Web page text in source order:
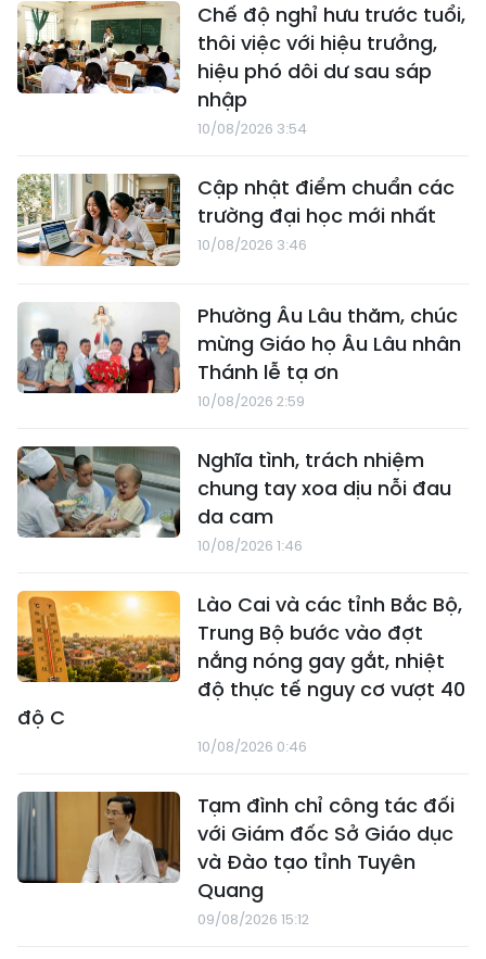
Chế độ nghỉ hưu trước tuổi,
thôi việc với hiệu trưởng,
hiệu phó dôi dư sau sáp
nhập
10/08/2026 3:54
Cập nhật điểm chuẩn các
trường đại học mới nhất
10/08/2026 3:46
Phường Âu Lâu thăm, chúc
mừng Giáo họ Âu Lâu nhân
Thánh lễ tạ ơn
10/08/2026 2:59
Nghĩa tình, trách nhiệm
chung tay xoa dịu nỗi đau
da cam
10/08/2026 1:46
Lào Cai và các tỉnh Bắc Bộ,
Trung Bộ bước vào đợt
nắng nóng gay gắt, nhiệt
độ thực tế nguy cơ vượt 40
độ C
10/08/2026 0:46
Tạm đình chỉ công tác đối
với Giám đốc Sở Giáo dục
và Đào tạo tỉnh Tuyên
Quang
09/08/2026 15:12